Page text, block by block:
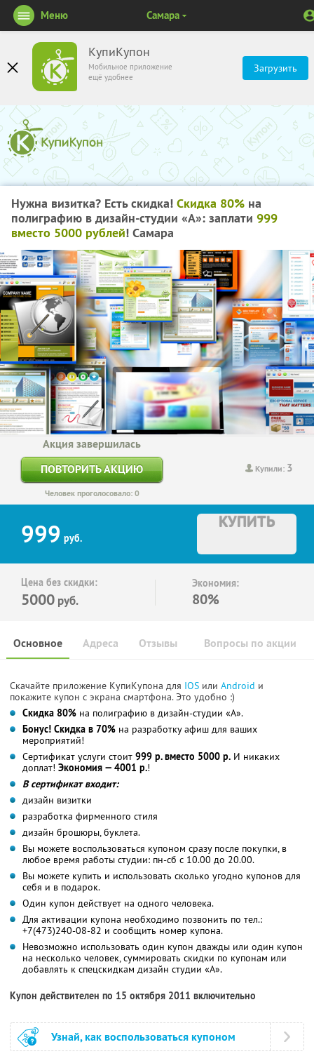
КупиКупон
Мобильное приложение
ещё удобнее
Загрузить
Меню Самара
Нужна визитка? Есть скидка! Скидка 80% на
полиграфию в дизайн-студии «А»: заплати 999
вместо 5000 рублей! Самара
Купили: 3
Акция завершилась
ПОВТОРИТЬ АКЦИЮ
Человек проголосовало: 0
999 руб.
КУПИТЬ
Цена без скидки:
5000 руб.
Экономия:
80%
Основное Отзывы Вопросы по акции
Адреса
Скачайте приложение КупиКупона для IOS или Android и
покажите купон с экрана смартфона. Это удобно :)
Скидка 80% на полиграфию в дизайн-студии «А».
Бонус! Скидка в 70% на разработку афиш для ваших
мероприятий!
Сертификат услуги стоит 999 р. вместо 5000 р. И никаких
доплат! Экономия — 4001 р.!
В сертификат входит:
дизайн визитки
разработка фирменного стиля
дизайн брошюры, буклета.
Вы можете воспользоваться купоном сразу после покупки, в
любое время работы студии: пн-сб с 10.00 до 20.00.
Вы можете купить и использовать сколько угодно купонов для
себя и в подарок.
Один купон действует на одного человека.
Для активации купона необходимо позвонить по тел.:
+7(473)240-08-82 и сообщить номер купона.
Невозможно использовать один купон дважды или один купон
на несколько человек, суммировать скидки по купонам или
добавлять к спецскидкам дизайн студии «А».
Купон действителен по 15 октября 2011 включительно
Узнай, как воспользоваться купоном